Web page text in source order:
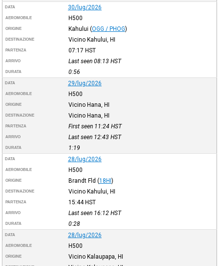
DATA 30/lug/2026
AEROMOBILE H500
ORIGINE Kahului (OGG / PHOG)
DESTINAZIONE Vicino Kahului, HI
PARTENZA 07:17 HST
ARRIVO Last seen 08:13 HST
DURATA 0:56
DATA 29/lug/2026
AEROMOBILE H500
ORIGINE Vicino Hana, HI
DESTINAZIONE Vicino Hana, HI
PARTENZA First seen 11:24 HST
ARRIVO Last seen 12:43 HST
DURATA 1:19
DATA 28/lug/2026
AEROMOBILE H500
ORIGINE Brandt Fld (18HI)
DESTINAZIONE Vicino Kahului, HI
PARTENZA 15:44HST
ARRIVO Last seen 16:12 HST
DURATA 0:28
DATA 28/lug/2026
AEROMOBILE H500
ORIGINE Vicino Kalaupapa, HI